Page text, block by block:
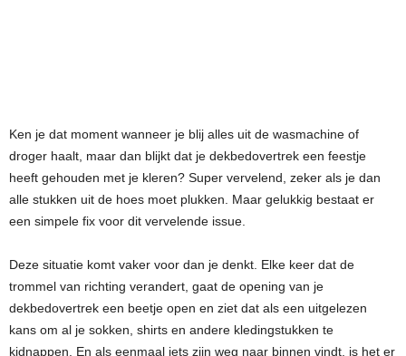
Ken je dat moment wanneer je blij alles uit de wasmachine of
droger haalt, maar dan blijkt dat je dekbedovertrek een feestje
heeft gehouden met je kleren? Super vervelend, zeker als je dan
alle stukken uit de hoes moet plukken. Maar gelukkig bestaat er
een simpele fix voor dit vervelende issue.
Deze situatie komt vaker voor dan je denkt. Elke keer dat de
trommel van richting verandert, gaat de opening van je
dekbedovertrek een beetje open en ziet dat als een uitgelezen
kans om al je sokken, shirts en andere kledingstukken te
kidnappen. En als eenmaal iets zijn weg naar binnen vindt, is het er